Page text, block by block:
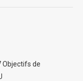
Objectifs de